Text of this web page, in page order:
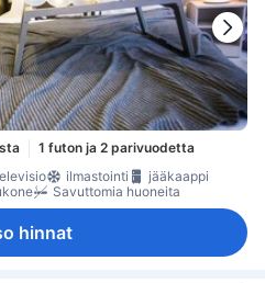
1 futon ja 2 parivuodetta
ilmastointi
jääkaappi
Savuttomia huoneita
hinnat